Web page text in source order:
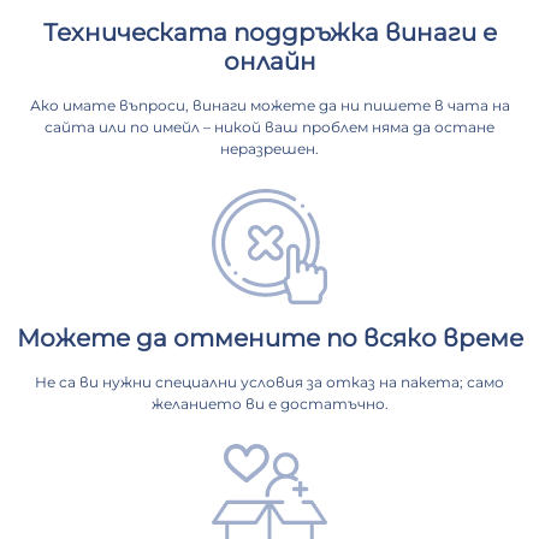
Техническата поддръжка винаги е
онлайн
Ако имате въпроси, винаги можете да ни пишете в чата на
сайта или по имейл – никой ваш проблем няма да остане
неразрешен.
Можете да отмените по всяко време
Не са ви нужни специални условия за отказ на пакета; само
желанието ви е достатъчно.